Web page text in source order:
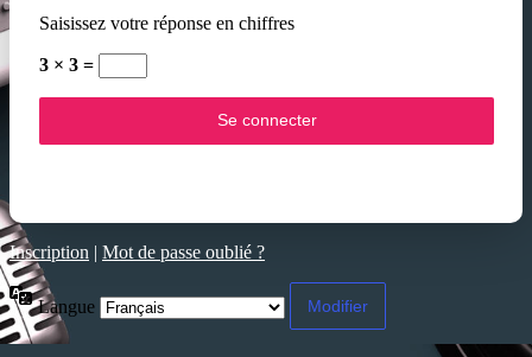
Saisissez votre réponse en chiffres
3 × 3 =
Inscription | Mot de passe oublié ?
Langue